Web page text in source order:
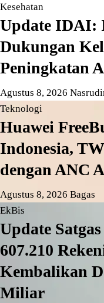
Kesehatan
Update IDAI:
Dukungan
Peningkatan
Agustus 8, 2026
Teknologi
Huawei
Indonesia,
dengan ANC
Agustus 8, 2026 Bagas
EkBis
Update
607.210
Kembalikan
Miliar